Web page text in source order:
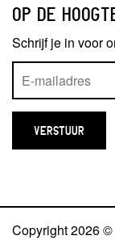
OP DE
Schrijf je in voor
Copyright 2026